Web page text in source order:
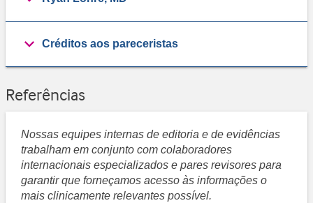
Créditos aos pareceristas
Referências
Nossas equipes internas de editoria e de evidências
trabalham em conjunto com colaboradores
internacionais especializados e pares revisores para
garantir que forneçamos acesso às informações o
mais clinicamente relevantes possível.